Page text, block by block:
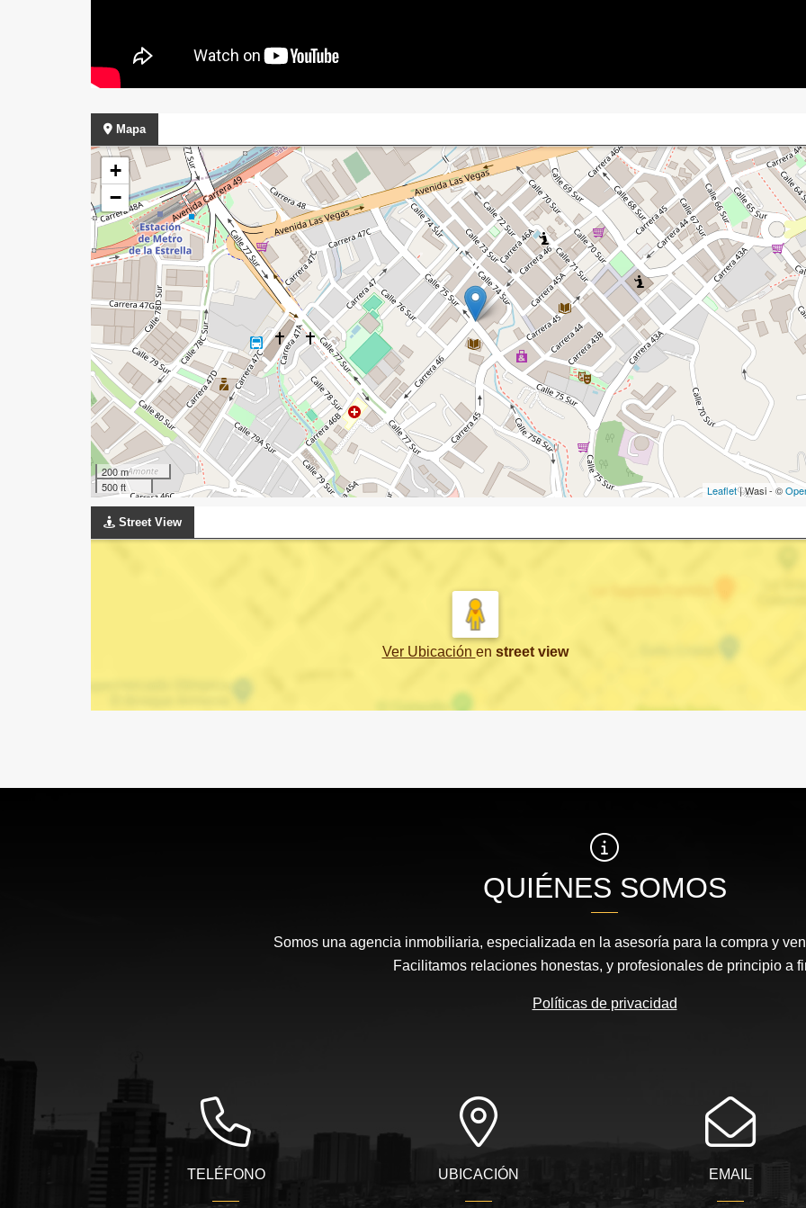
Mapa
+
−
200 m
500 ft
Leaflet| Wasi - ©
Street View
Ver Ubicación en street view
QUIÉNES SOMOS
Somos una agencia inmobiliaria, especializada en la asesoría para la compra y
Facilitamos relaciones honestas, y profesionales de principio a
Políticas de privacidad
TELÉFONO UBICACIÓN EMAIL